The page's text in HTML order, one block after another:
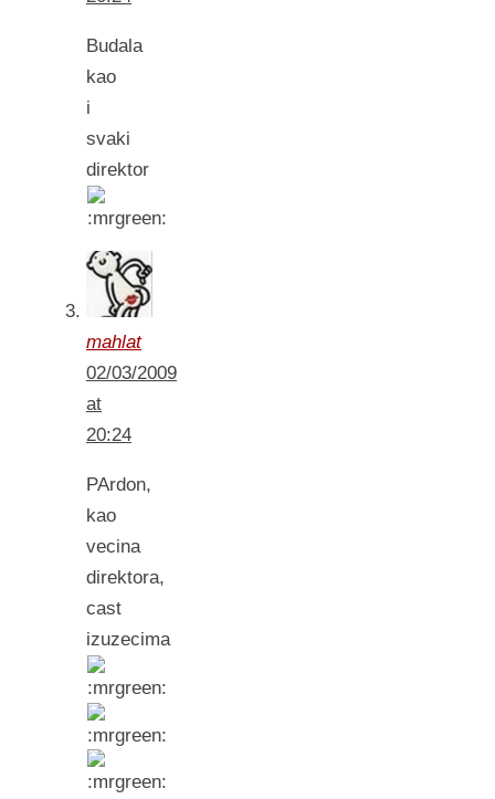
Budala
kao
i
svaki
direktor
mahlat
02/03/2009
at
20:24
PArdon,
kao
vecina
direktora,
cast
izuzecima